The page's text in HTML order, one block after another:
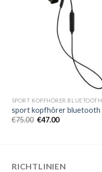
SPORT KOPFHÖRER BLUETOOTH
sport kopfhörer bluetooth
€75.00 €47.00
RICHTLINIEN